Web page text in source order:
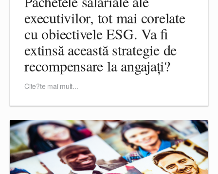
executivilor, tot mai corelate
cu obiectivele ESG. Va fi
extinsă această strategie de
recompensare la angajați?
Cite?te mai mult...